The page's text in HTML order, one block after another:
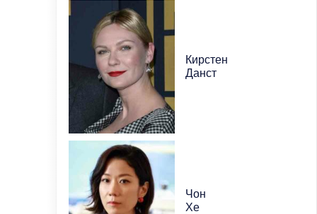
Кирстен
Данст
Чон
Хе